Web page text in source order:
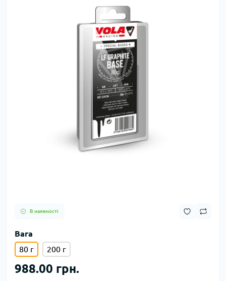
В наявності
Вага
80 г
200 г
988.00 грн.